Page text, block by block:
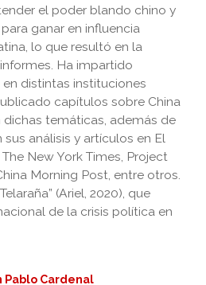
el poder blando chino y
ganar en influencia
lo que resultó en la
Ha impartido
distintas instituciones
capítulos sobre China
temáticas, además de
análisis y artículos en El
The New York Times, Project
Morning Post, entre otros.
(Ariel, 2020), que
de la crisis política en
Pablo Cardenal